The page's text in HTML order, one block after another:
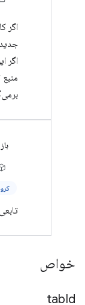
اگر
اگر
کروم
خواص
tabId